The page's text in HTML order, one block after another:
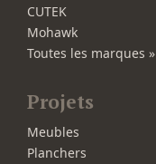
CUTEK
Mohawk
Toutes les marques »
Projets
Meubles
Planchers